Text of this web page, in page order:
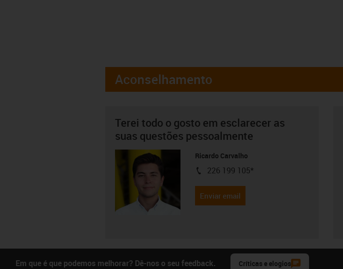
Aconselhamento
Terei todo o gosto em esclarecer as
suas questões pessoalmente
Ricardo Carvalho
igus-icon-phone
226 199 105*
Enviar email
Em que é que podemos melhorar? Dê-nos o seu feedback. Críticas e elogios